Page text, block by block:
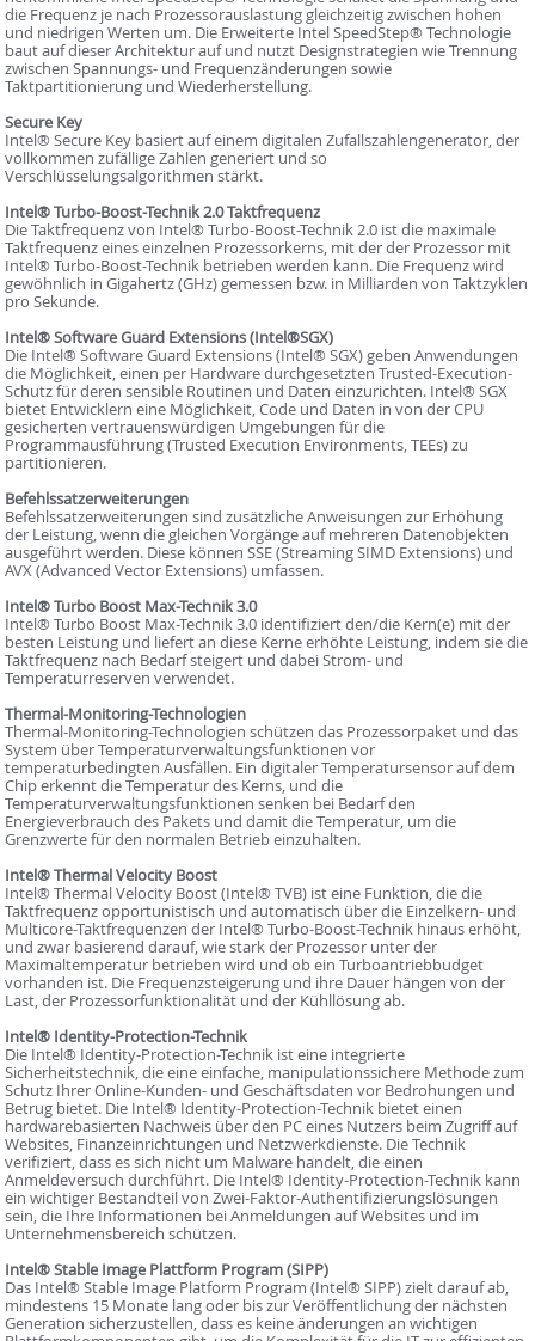
die Frequenz je nach Prozessorauslastung gleichzeitig zwischen hohen
und niedrigen Werten um. Die Erweiterte Intel SpeedStep® Technologie
baut auf dieser Architektur auf und nutzt Designstrategien wie Trennung
zwischen Spannungs- und Frequenzänderungen sowie
Taktpartitionierung und Wiederherstellung.
Secure Key
Intel® Secure Key basiert auf einem digitalen Zufallszahlengenerator, der
vollkommen zufällige Zahlen generiert und so
Verschlüsselungsalgorithmen stärkt.
Intel® Turbo-Boost-Technik 2.0 Taktfrequenz
Die Taktfrequenz von Intel® Turbo-Boost-Technik 2.0 ist die maximale
Taktfrequenz eines einzelnen Prozessorkerns, mit der der Prozessor mit
Intel® Turbo-Boost-Technik betrieben werden kann. Die Frequenz wird
gewöhnlich in Gigahertz (GHz) gemessen bzw. in Milliarden von Taktzyklen
pro Sekunde.
Intel® Software Guard Extensions (Intel®SGX)
Die Intel® Software Guard Extensions (Intel® SGX) geben Anwendungen
die Möglichkeit, einen per Hardware durchgesetzten Trusted-Execution-
Schutz für deren sensible Routinen und Daten einzurichten. Intel® SGX
bietet Entwicklern eine Möglichkeit, Code und Daten in von der CPU
gesicherten vertrauenswürdigen Umgebungen für die
Programmausführung (Trusted Execution Environments, TEEs) zu
partitionieren.
Befehlssatzerweiterungen
Befehlssatzerweiterungen sind zusätzliche Anweisungen zur Erhöhung
der Leistung, wenn die gleichen Vorgänge auf mehreren Datenobjekten
ausgeführt werden. Diese können SSE (Streaming SIMD Extensions) und
AVX (Advanced Vector Extensions) umfassen.
Intel® Turbo Boost Max-Technik 3.0
Intel® Turbo Boost Max-Technik 3.0 identifiziert den/die Kern(e) mit der
besten Leistung und liefert an diese Kerne erhöhte Leistung, indem sie die
Taktfrequenz nach Bedarf steigert und dabei Strom- und
Temperaturreserven verwendet.
Thermal-Monitoring-Technologien
Thermal-Monitoring-Technologien schützen das Prozessorpaket und das
System über Temperaturverwaltungsfunktionen vor
temperaturbedingten Ausfällen. Ein digitaler Temperatursensor auf dem
Chip erkennt die Temperatur des Kerns, und die
Temperaturverwaltungsfunktionen senken bei Bedarf den
Energieverbrauch des Pakets und damit die Temperatur, um die
Grenzwerte für den normalen Betrieb einzuhalten.
Intel® Thermal Velocity Boost
Intel® Thermal Velocity Boost (Intel® TVB) ist eine Funktion, die die
Taktfrequenz opportunistisch und automatisch über die Einzelkern- und
Multicore-Taktfrequenzen der Intel® Turbo-Boost-Technik hinaus erhöht,
und zwar basierend darauf, wie stark der Prozessor unter der
Maximaltemperatur betrieben wird und ob ein Turboantriebbudget
vorhanden ist. Die Frequenzsteigerung und ihre Dauer hängen von der
Last, der Prozessorfunktionalität und der Kühllösung ab.
Intel® Identity-Protection-Technik
Die Intel® Identity-Protection-Technik ist eine integrierte
Sicherheitstechnik, die eine einfache, manipulationssichere Methode zum
Schutz Ihrer Online-Kunden- und Geschäftsdaten vor Bedrohungen und
Betrug bietet. Die Intel® Identity-Protection-Technik bietet einen
hardwarebasierten Nachweis über den PC eines Nutzers beim Zugriff auf
Websites, Finanzeinrichtungen und Netzwerkdienste. Die Technik
verifiziert, dass es sich nicht um Malware handelt, die einen
Anmeldeversuch durchführt. Die Intel® Identity-Protection-Technik kann
ein wichtiger Bestandteil von Zwei-Faktor-Authentifizierungslösungen
sein, die Ihre Informationen bei Anmeldungen auf Websites und im
Unternehmensbereich schützen.
Intel® Stable Image Plattform Program (SIPP)
Das Intel® Stable Image Platform Program (Intel® SIPP) zielt darauf ab,
mindestens 15 Monate lang oder bis zur Veröffentlichung der nächsten
Generation sicherzustellen, dass es keine änderungen an wichtigen